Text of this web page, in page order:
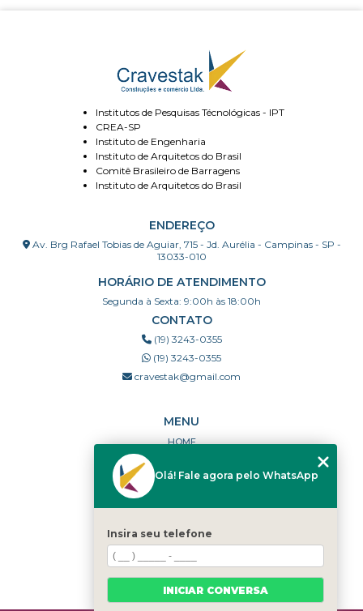
Institutos de Pesquisas Técnológicas - IPT
CREA-SP
Instituto de Engenharia
Instituto de Arquitetos do Brasil
Comitê Brasileiro de Barragens
Instituto de Arquitetos do Brasil
ENDEREÇO
Av. Brg Rafael Tobias de Aguiar, 715 - Jd. Aurélia - Campinas - SP -
13033-010
HORÁRIO DE ATENDIMENTO
Segunda à Sexta: 9:00h às 18:00h
CONTATO
(19) 3243-0355
(19) 3243-0355
cravestak@gmail.com
MENU
HOME
PORTFÓLIO
DÚVIDAS FREQUENTES
CATEGORIAS
MAPA DO SITE
Olá! Fale agora pelo WhatsApp
Insira seu telefone
INICIAR CONVERSA